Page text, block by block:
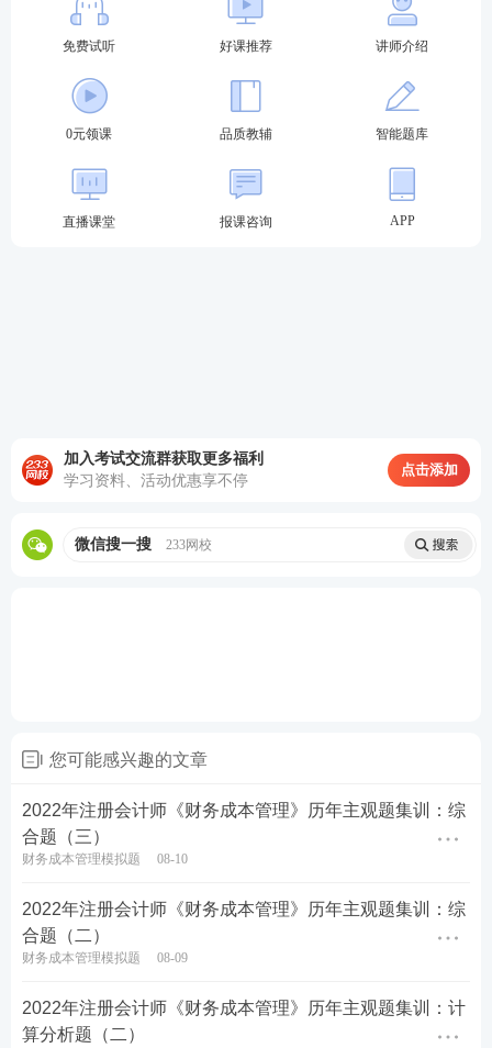
可控成本。
(1)计算A产品的单位标准成本和单位实际成本。
额数量差异、变动制造费用的价格差异和数量差异，
用三因素分析法计算固定制造费用的耗费差异、闲置
甲汽车租赁公司拟购置一批新车用于出租。现有两种
投资方案，相关信息如下
方案一：购买中档轿车100辆，每辆车价格10万元，
需支付车辆价格10％的购置相关税费。每年平均出租
250天，日租金840元/辆。车辆可使用年限10年，10
年每年维护费10000元/辆，每年保险费30000元/辆，
其他税费5000元/辆。每年增加付现固定运营成本10万
根据税法
相关规定，车辆购置相关税费计入车辆原
免费试听 好课推荐 讲师介绍
0元领课 品质教辅 智能题库
直播课堂 报课咨询 APP
加入考试交流群获取更多福利
学习资料、活动优惠享不停
点击添加
微信搜一搜 233网校
您可能感兴趣的文章
2022年注册会计师《财务成本管理》历年主观题集训：综
合题（三）
财务成本管理模拟题 08-10
2022年注册会计师《财务成本管理》历年主观题集训：综
合题（二）
财务成本管理模拟题 08-09
2022年注册会计师《财务成本管理》历年主观题集训：计
算分析题（二）